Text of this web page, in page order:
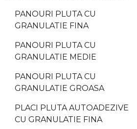
PANOURI PLUTA CU
GRANULATIE FINA
PANOURI PLUTA CU
GRANULATIE MEDIE
PANOURI PLUTA CU
GRANULATIE GROASA
PLACI PLUTA AUTOADEZIVE
CU GRANULATIE FINA